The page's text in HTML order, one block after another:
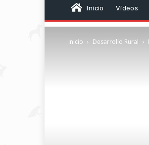
Inicio Vídeos
Inicio Desarrollo Rural